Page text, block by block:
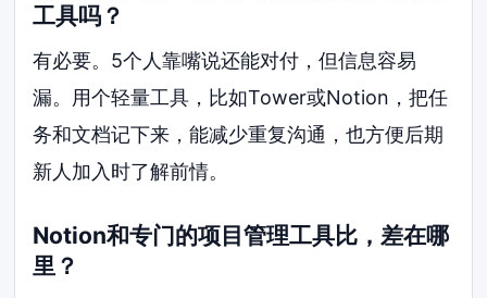
工具吗？
有必要。5个人靠嘴说还能对付，但信息容易
漏。用个轻量工具，比如Tower或Notion，把任
务和文档记下来，能减少重复沟通，也方便后期
新人加入时了解前情。
Notion和专门的项目管理工具比，差在哪
里？